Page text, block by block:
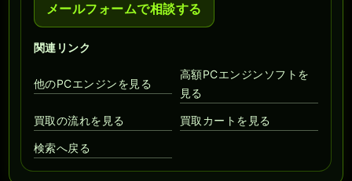
メールフォームで相談する
関連リンク
他のPCエンジンを見る
高額PCエンジンソフトを
見る
買取の流れを見る 買取カートを見る
検索へ戻る